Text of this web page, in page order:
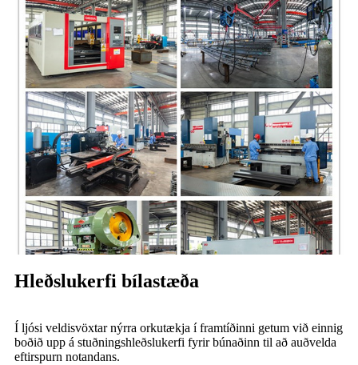
Hleðslukerfi bílastæða
Í ljósi veldisvöxtar nýrra orkutækja í framtíðinni getum við einnig
boðið upp á stuðningshleðslukerfi fyrir búnaðinn til að auðvelda
eftirspurn notandans.